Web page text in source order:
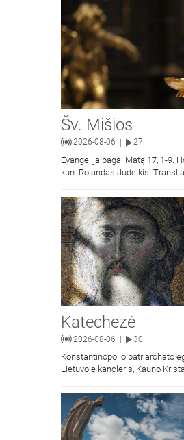
Šv. Mišios
2026-08-06 27
Evangelija pagal Matą 17, 1-9.
kun. Rolandas Judeikis.
Katechezė
2026-08-06 30
Konstantinopolio patriarchato
Lietuvoje kancleris, Kauno
kunigas Vitalijus Mockus
Kristaus Atsimainymo šventę.